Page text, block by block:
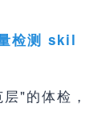
检测 skil
"的体检，